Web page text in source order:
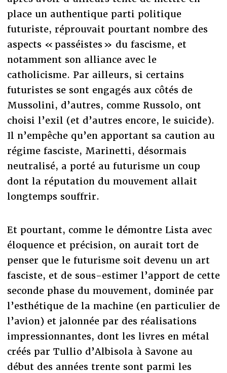
place un authentique parti politique
futuriste, réprouvait pourtant nombre des
aspects « passéistes » du fascisme, et
notamment son alliance avec le
catholicisme. Par ailleurs, si certains
futuristes se sont engagés aux côtés de
Mussolini, d’autres, comme Russolo, ont
choisi l’exil (et d’autres encore, le suicide).
Il n’empêche qu’en apportant sa caution au
régime fasciste, Marinetti, désormais
neutralisé, a porté au futurisme un coup
dont la réputation du mouvement allait
longtemps souffrir.
Et pourtant, comme le démontre Lista avec
éloquence et précision, on aurait tort de
penser que le futurisme soit devenu un art
fasciste, et de sous-estimer l’apport de cette
seconde phase du mouvement, dominée par
l’esthétique de la machine (en particulier de
l’avion) et jalonnée par des réalisations
impressionnantes, dont les livres en métal
créés par Tullio d’Albisola à Savone au
début des années trente sont parmi les